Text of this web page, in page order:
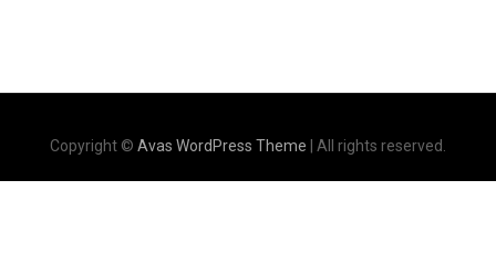
Copyright © Avas WordPress Theme | All rights reserved.